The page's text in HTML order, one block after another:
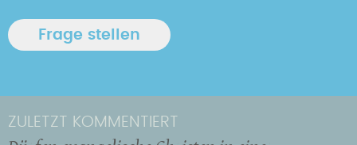
ZULETZT KOMMENTIERT